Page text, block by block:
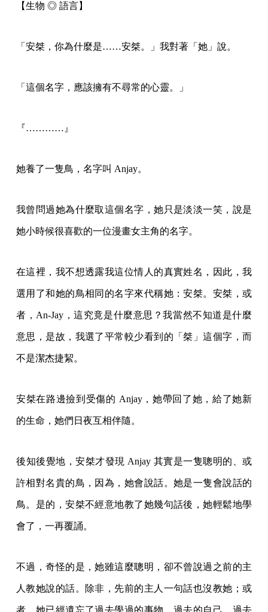
【生物 ◎ 語言】
「安桀，你為什麼是……安桀。」我對著「她」說。
「這個名字，應該擁有不尋常的心靈。」
『…………』
她養了一隻鳥，名字叫 Anjay。
我曾問過她為什麼取這個名字，她只是淡淡一笑，說是
她小時候很喜歡的一位漫畫女主角的名字。
在這裡，我不想透露我這位情人的真實姓名，因此，我
選用了和她的鳥相同的名字來代稱她：安桀。安桀，或
者，An-Jay，這究竟是什麼意思？我當然不知道是什麼
意思，是故，我選了平常較少看到的「桀」這個字，而
不是潔杰捷絜。
安桀在路邊撿到受傷的 Anjay，她帶回了她，給了她新
的生命，她們日夜互相伴隨。
後知後覺地，安桀才發現 Anjay 其實是一隻聰明的、或
許相對名貴的鳥，因為，她會說話。她是一隻會說話的
鳥。是的，安桀不經意地教了她幾句話後，她輕鬆地學
會了，一再覆誦。
不過，奇怪的是，她雖這麼聰明，卻不曾說過之前的主
人教她說的話。除非，先前的主人一句話也沒教她；或